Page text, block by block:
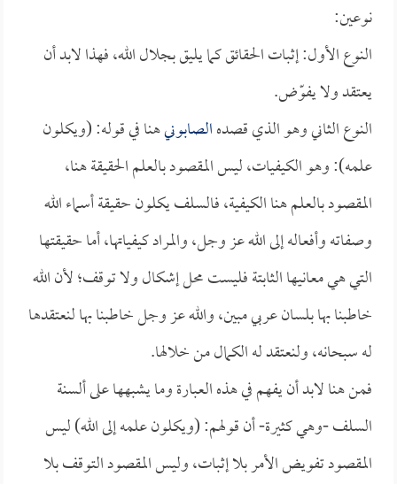
نوعين:
النوع الأول: إثبات الحقائق كما يليق بجلال الله، فهذا لابد أن
يعتقد ولا يفوّض.
النوع الثاني وهو الذي قصدهالصابونيهنا في قوله: (ويكلون
علمه): وهو الكيفيات، ليس المقصود بالعلم الحقيقة هنا،
المقصود بالعلم هنا الكيفية، فالسلف يكلون حقيقة أسماء الله
وصفاته وأفعاله إلى الله عز وجل، والمراد كيفياتها، أما حقيقتها
التي هي معانيها الثابتة فليست محل إشكال ولا توقف؛ لأن الله
خاطبنا بها بلسان عربي مبين، والله عز وجل خاطبنا بها لنعتقدها
له سبحانه، ولنعتقد له الكمال من خلالها.
فمن هنا لابد أن يفهم في هذه العبارة وما يشبهها على ألسنة
السلف -وهي كثيرة- أن قولهم: (ويكلون علمه إلى الله) ليس
المقصود تفويض الأمر بلا إثبات، وليس المقصود التوقف بلا